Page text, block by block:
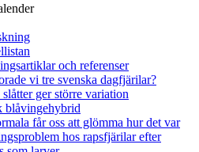
och referenser
vi tre svenska dagfjärilar?
ger större variation
blåvingehybrid
får oss att glömma hur det var
hos rapsfjärilar efter